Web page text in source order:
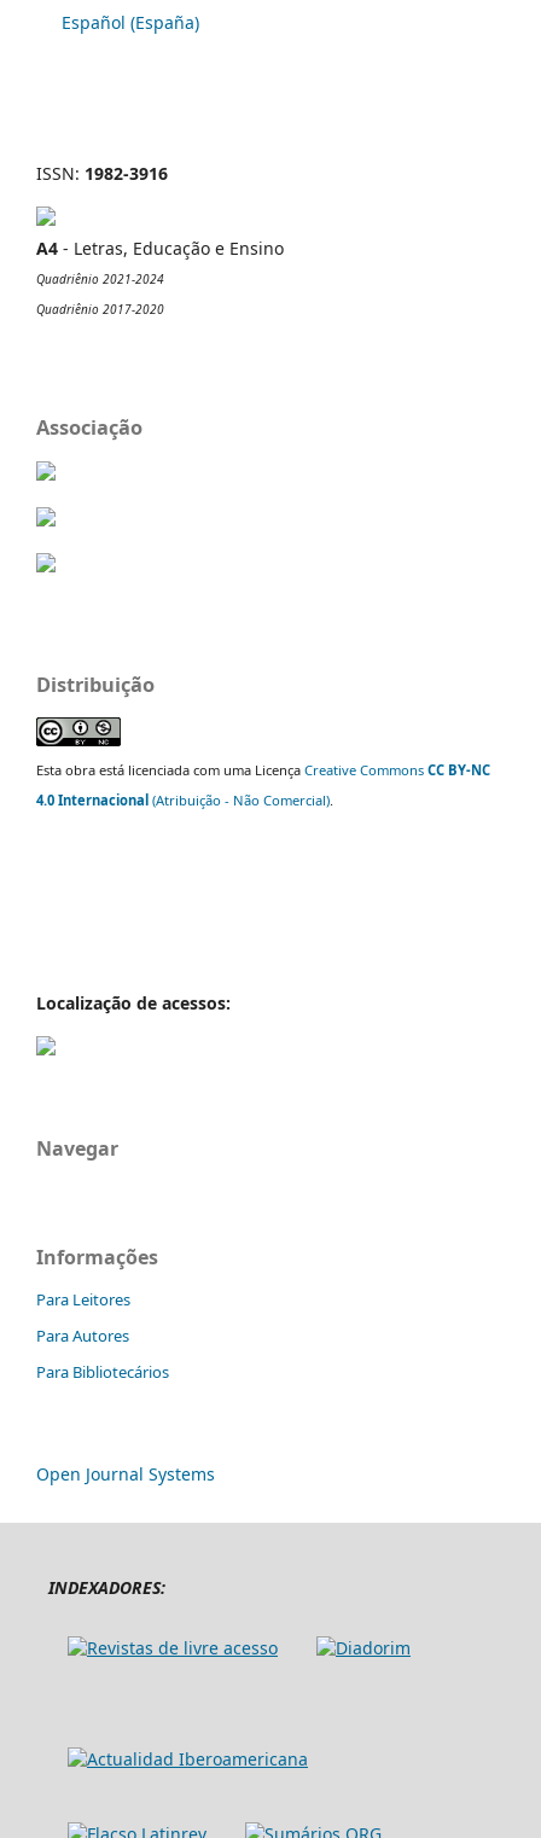
Español (España)
ISSN: 1982-3916
A4 - Letras, Educação e Ensino
Quadriênio 2021-2024
Quadriênio 2017-2020
Associação
Distribuição
Esta obra está licenciada com uma Licença Creative Commons CC BY-NC
4.0 Internacional (Atribuição - Não Comercial).
Localização de acessos:
Navegar
Informações
Para Leitores
Para Autores
Para Bibliotecários
Open Journal Systems
INDEXADORES: